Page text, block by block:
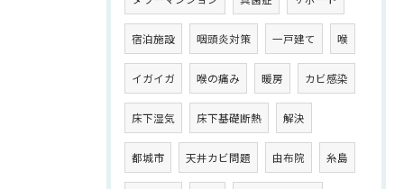
宿泊施設 咽頭炎対策 一戸建て 喉
イガイガ 喉の痛み 暖房 カビ感染
床下湿気 床下基礎断熱 解決
都城市 天井カビ問題 由布院 糸島